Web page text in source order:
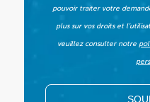
pouvoir traiter votre
plus sur vos droits et
veuillez consulter notre